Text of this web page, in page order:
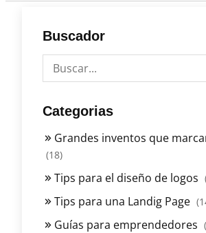
Buscador
Categorias
Grandes inventos que
(18)
Tips para el diseño de logos
Tips para una Landig Page
Guías para emprendedores